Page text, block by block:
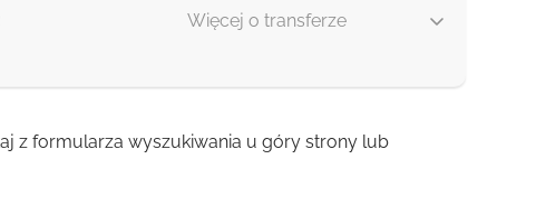
Więcej o transferze
2 min
z formularza wyszukiwania u góry strony lub